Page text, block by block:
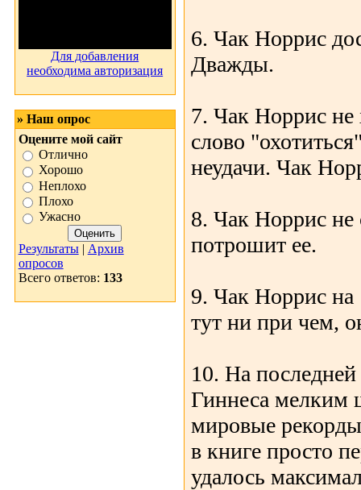
Для добавления
необходима авторизация
» Наш опрос
Оцените мой сайт
Отлично
Хорошо
Неплохо
Плохо
Ужасно
Результаты| Архив
опросов
Всего ответов: 133
6. Чак Норрис
Дважды.
7. Чак Норрис не
слово
неудачи. Чак
8. Чак Норрис не
потрошит ее.
9. Чак Норрис
тут ни при чем,
10. На
Гиннеса мелким
мировые
в книге просто
удалось